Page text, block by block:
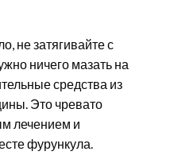
не затягивайте с
ничего мазать на
средства из
Это чревато
лечением и
фурункула.